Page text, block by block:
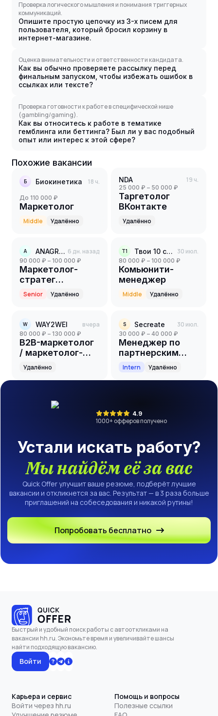
Проверка логического мышления и понимания триггерных
коммуникаций.
Опишите простую цепочку из 3-х писем для
пользователя, который бросил корзину в
интернет-магазине.
Оценка внимательности и ответственности кандидата.
Как вы обычно проверяете рассылку перед
финальным запуском, чтобы избежать ошибок в
ссылках или тексте?
Проверка готовности к работе в специфической нише
(gambling/gaming).
Как вы относитесь к работе в тематике
гемблинга или беттинга? Был ли у вас подобный
опыт или интерес к этой сфере?
Похожие вакансии
Б Биокинетика 18 ч.
до 110 000 ₽
Маркетолог
Middle Удалённо
NDA 19 ч.
25 000 ₽ – 50 000 ₽
Таргетолог
ВКонтакте
Удалённо
A ANAGRAN 6 дн. назад
90 000 ₽ – 100 000 ₽
Маркетолог-
стратег
партнёрского
направления
Senior Удалённо
Т1 Твои 10 соток 30 июл.
80 000 ₽ – 100 000 ₽
Комьюнити-
менеджер
Middle Удалённо
W WAY2WEI вчера
80 000 ₽ – 130 000 ₽
B2B-маркетолог
/ маркетолог-
универсал
Удалённо
S Secreate 30 июл.
30 000 ₽ – 40 000 ₽
Менеджер по
партнерским
программам
(стажер)
Intern Удалённо
4.9
1000+ офферов получено
Устали искать работу?
Мы найдём её за вас
Quick Offer улучшит ваше резюме, подберёт лучшие
вакансии и откликнется за вас. Результат — в 3 раза больше
приглашений на собеседования и никакой рутины!
Попробовать бесплатно
Быстрый и удобный поиск работы с автооткликами на
вакансии hh.ru. Экономьте время и увеличивайте шансы
найти подходящую вакансию.
Войти
Карьера и сервис
Войти через hh.ru
Помощь и вопросы
Полезные ссылки